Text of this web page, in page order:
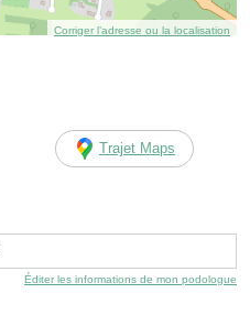
Corriger l’adresse ou la localisation
Trajet Maps
Éditer les informations de mon podologue